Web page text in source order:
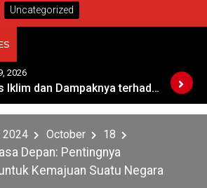
Uncategorized
2026
Krisis Iklim dan Dampaknya terhadap Keberlangsungan Hidup di Afrika
2024 October 18
Depan: Pentingnya
Kemajuan Suatu Negara